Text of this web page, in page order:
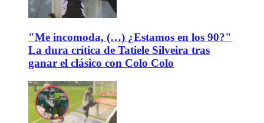
"Me incomoda, (…) ¿Estamos en los 90?"
La dura crítica de Tatiele Silveira tras
ganar el clásico con Colo Colo